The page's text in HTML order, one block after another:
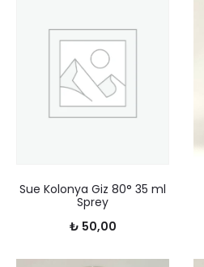
Sue Kolonya Giz 80° 35 ml
Sprey
₺ 50,00